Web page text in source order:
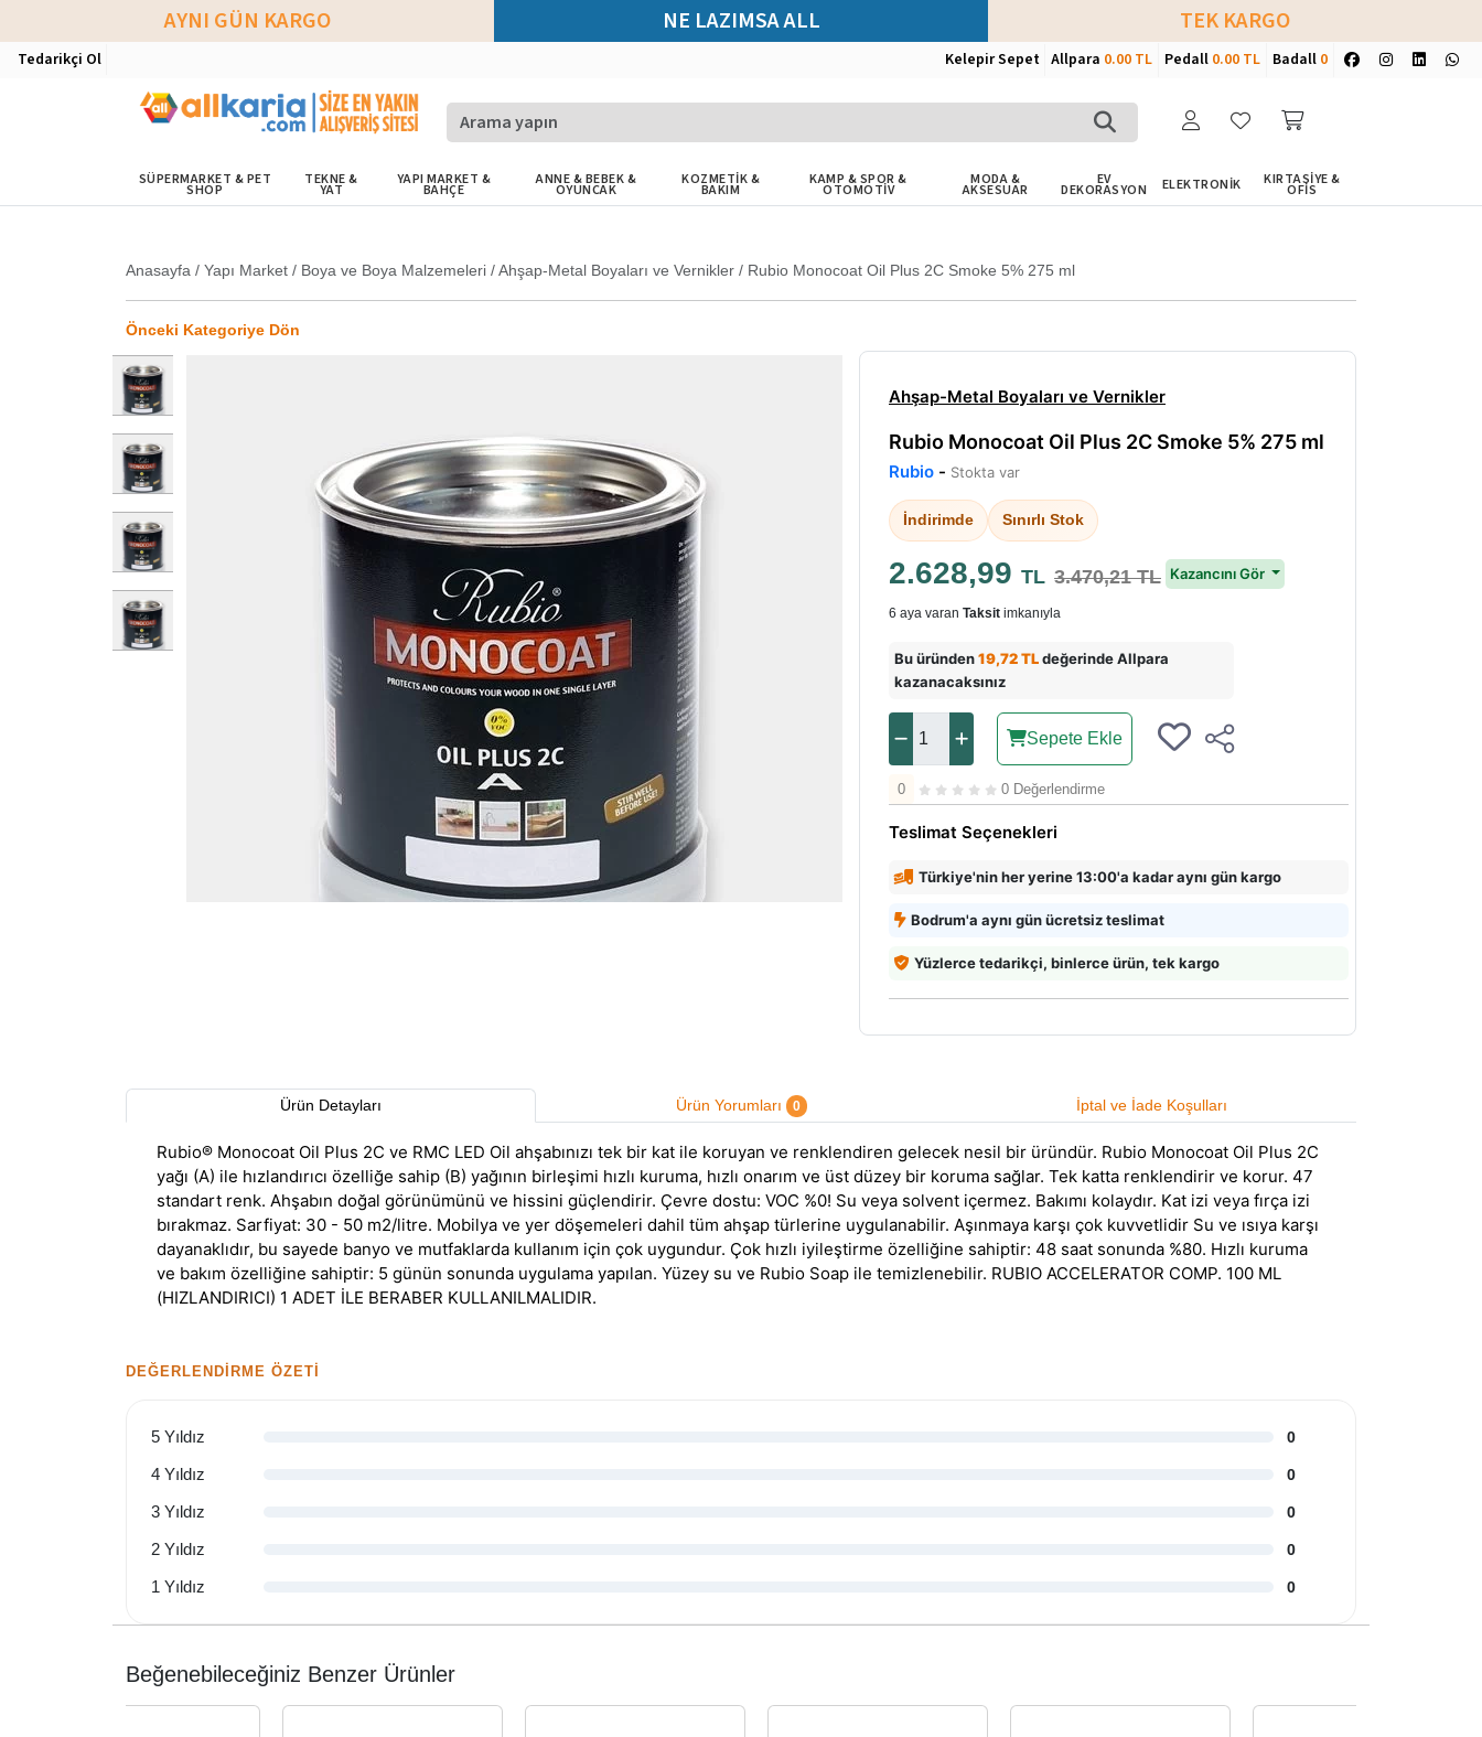
AYNI GÜN KARGO NE LAZIMSA ALL TEK KARGO
Tedarikçi Ol Kelepir Sepet Allpara 0.00 TL Pedall 0.00 TL Badall 0
SÜPERMARKET & PET
SHOP
TEKNE &
YAT
YAPI MARKET &
BAHÇE
ANNE & BEBEK &
OYUNCAK
KOZMETİK &
BAKIM
KAMP & SPOR &
OTOMOTİV
MODA &
AKSESUAR
EV
DEKORASYON ELEKTRONİK KIRTASİYE &
OFİS
Anasayfa / Yapı Market / Boya ve Boya Malzemeleri /Ahşap-Metal Boyaları ve Vernikler / Rubio Monocoat Oil Plus 2C Smoke 5% 275 ml
Önceki Kategoriye Dön
Ahşap-Metal Boyaları ve Vernikler
Rubio Monocoat Oil Plus 2C Smoke 5% 275 ml
Rubio - Stokta var
İndirimde Sınırlı Stok
2.628,99 TL 3.470,21 TL Kazancını Gör
6 aya varan Taksit imkanıyla
Bu üründen19,72 TLdeğerinde Allpara
kazanacaksınız
Sepete Ekle
0 0 Değerlendirme
Teslimat Seçenekleri
Türkiye'nin her yerine 13:00'a kadar aynı gün kargo
Bodrum'a aynı gün ücretsiz teslimat
Yüzlerce tedarikçi, binlerce ürün, tek kargo
Ürün Detayları Ürün Yorumları 0 İptal ve İade Koşulları
Rubio® Monocoat Oil Plus 2C ve RMC LED Oil ahşabınızı tek bir kat ile koruyan ve renklendiren gelecek nesil bir üründür. Rubio Monocoat Oil Plus 2C
yağı (A) ile hızlandırıcı özelliğe sahip (B) yağının birleşimi hızlı kuruma, hızlı onarım ve üst düzey bir koruma sağlar. Tek katta renklendirir ve korur. 47
standart renk. Ahşabın doğal görünümünü ve hissini güçlendirir. Çevre dostu: VOC %0! Su veya solvent içermez. Bakımı kolaydır. Kat izi veya fırça izi
bırakmaz. Sarfiyat: 30 - 50 m2/litre. Mobilya ve yer döşemeleri dahil tüm ahşap türlerine uygulanabilir. Aşınmaya karşı çok kuvvetlidir Su ve ısıya karşı
dayanaklıdır, bu sayede banyo ve mutfaklarda kullanım için çok uygundur. Çok hızlı iyileştirme özelliğine sahiptir: 48 saat sonunda %80. Hızlı kuruma
ve bakım özelliğine sahiptir: 5 günün sonunda uygulama yapılan. Yüzey su ve Rubio Soap ile temizlenebilir. RUBIO ACCELERATOR COMP. 100 ML
(HIZLANDIRICI) 1 ADET İLE BERABER KULLANILMALIDIR.
DEĞERLENDIRME ÖZETI
5 Yıldız 0
4 Yıldız 0
3 Yıldız 0
2 Yıldız 0
1 Yıldız 0
Beğenebileceğiniz Benzer Ürünler